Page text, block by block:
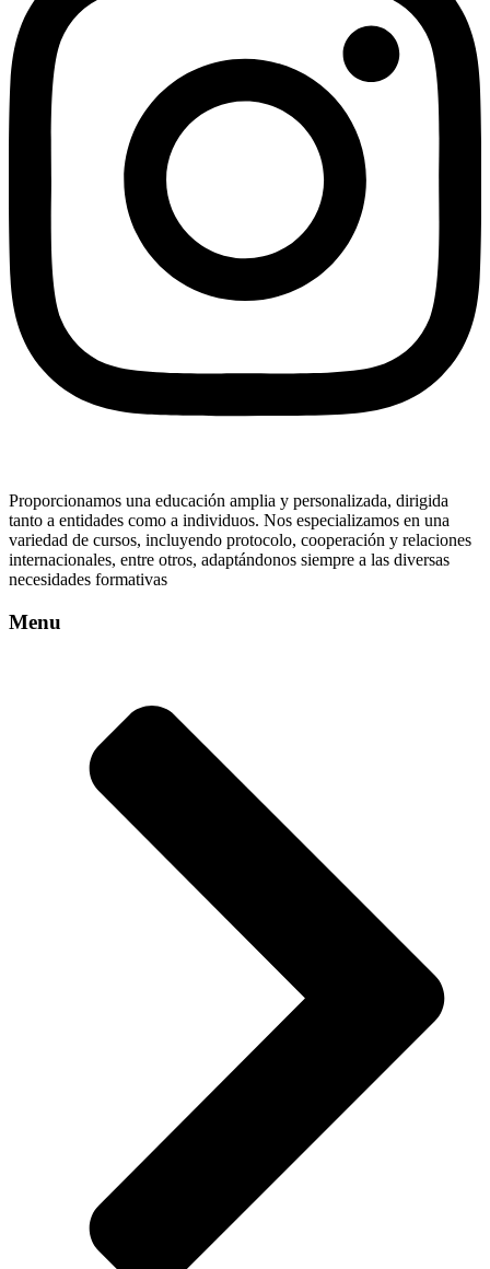
Proporcionamos una educación amplia y personalizada, dirigida
tanto a entidades como a individuos. Nos especializamos en una
variedad de cursos, incluyendo protocolo, cooperación y relaciones
internacionales, entre otros, adaptándonos siempre a las diversas
necesidades formativas
Menu